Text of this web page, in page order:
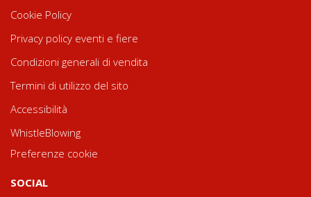
Cookie Policy
Privacy policy eventi e fiere
Condizioni generali di vendita
Termini di utilizzo del sito
Accessibilità
WhistleBlowing
Preferenze cookie
SOCIAL